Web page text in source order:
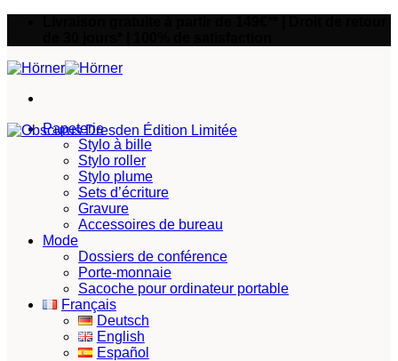
Papeterie
Stylo à bille
Stylo roller
Stylo plume
Sets d’écriture
Gravure
Accessoires de bureau
Mode
Dossiers de conférence
Porte-monnaie
Sacoche pour ordinateur portable
Français
Deutsch
English
Español